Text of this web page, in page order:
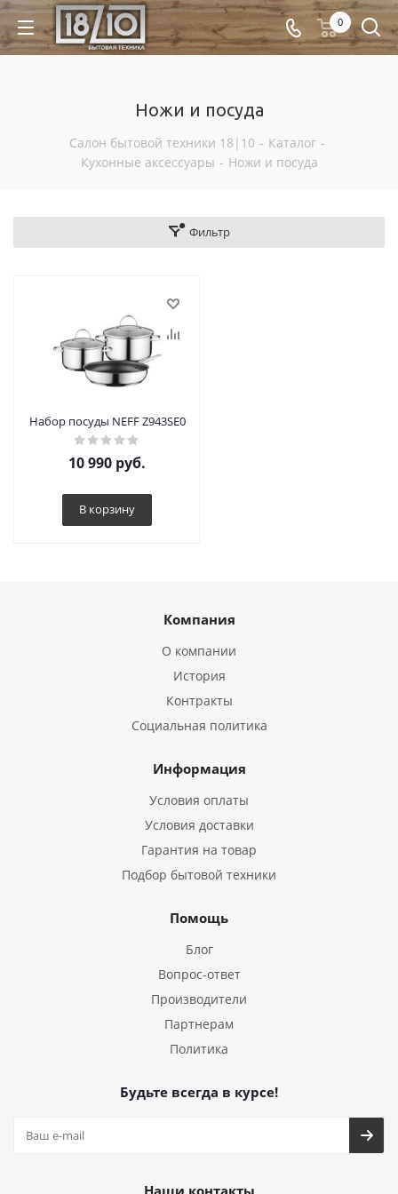
0
Ножи и посуда
Салон бытовой техники 18|10 - Каталог -
Кухонные аксессуары - Ножи и посуда
Фильтр
Набор посуды NEFF Z943SE0
10 990 руб.
В корзину
Компания
О компании
История
Контракты
Социальная политика
Информация
Условия оплаты
Условия доставки
Гарантия на товар
Подбор бытовой техники
Помощь
Блог
Вопрос-ответ
Производители
Партнерам
Политика
Будьте всегда в курсе!
Наши контакты